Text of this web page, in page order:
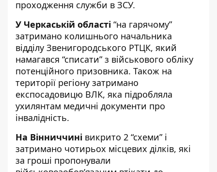
проходження служби в ЗСУ.
У Черкаській області “на гарячому”
затримано колишнього начальника
відділу Звенигородського РТЦК, який
намагався “списати” з військового обліку
потенційного призовника. Також на
території регіону затримано
експосадовицю ВЛК, яка підробляла
ухилянтам медичні документи про
інвалідність.
На Вінниччині викрито 2 “схеми” і
затримано чотирьох місцевих ділків, які
за гроші пропонували